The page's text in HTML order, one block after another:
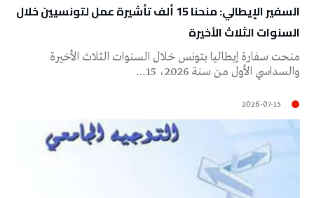
السفير الإيطالي: منحنا 15 ألف تأشيرة عمل لتونسيين خلال
السنوات الثلاث الأخيرة
منحت سفارة إيطاليا بتونس خلال السنوات الثلاث الأخيرة
والسداسي الأول من سنة 2026، 15…
2026-07-15